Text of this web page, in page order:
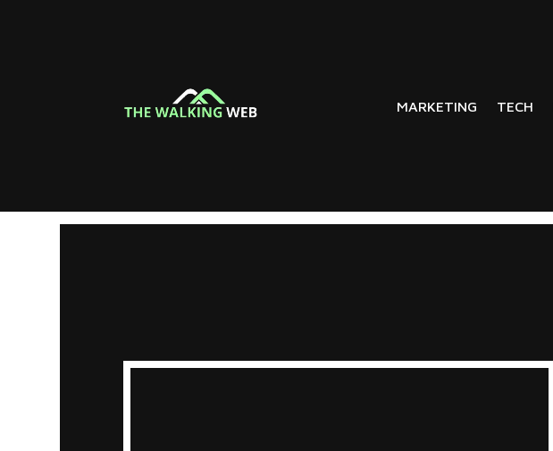
MARKETING TECH